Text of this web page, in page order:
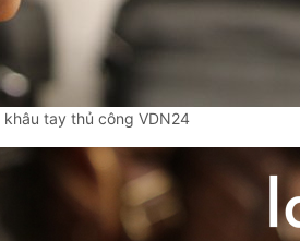
tay thủ công VDN24